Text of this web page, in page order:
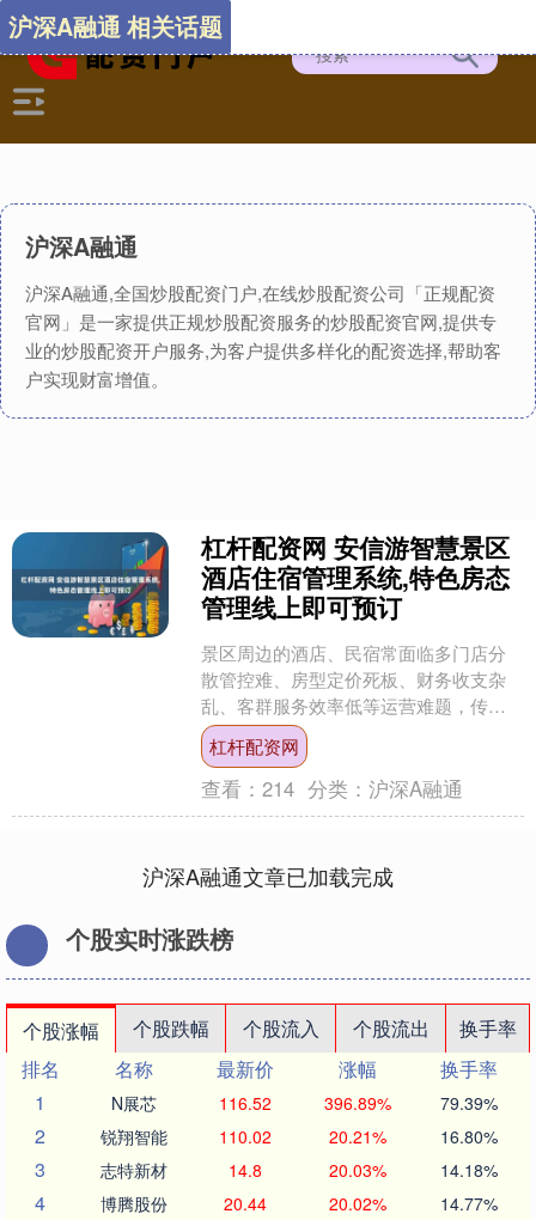
沪深A融通
沪深A融通,全国炒股配资门户,在线炒股配资公司「正规配资
官网」是一家提供正规炒股配资服务的炒股配资官网,提供专
业的炒股配资开户服务,为客户提供多样化的配资选择,帮助客
户实现财富增值。
沪深A融通 相关话题
杠杆配资网 安信游智慧景区
酒店住宿管理系统,特色房态
管理线上即可预订
景区周边的酒店、民宿常面临多门店分
散管控难、房型定价死板、财务收支杂
乱、客群服务效率低等运营难题，传统
人工管理不仅耗力，还易出现数据错
漏。安信游智慧景区酒店民宿....
杠杆配资网
查看：214 分类：沪深A融通
沪深A融通文章已加载完成
个股实时涨跌榜
个股涨幅 个股跌幅 个股流入 个股流出
换手率
排名
名称 最新价 涨幅
换手率
1
N展芯 116.52 396.89% 79.39%
2 锐翔智能 110.02 20.21% 16.80%
3 志特新材 14.8 20.03% 14.18%
4 博腾股份 20.44 20.02% 14.77%